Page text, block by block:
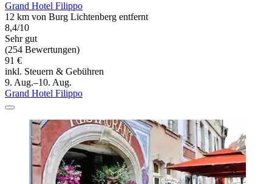
Grand Hotel Filippo
12 km von Burg Lichtenberg entfernt
8,4/10
Sehr gut
(254 Bewertungen)
91 €
inkl. Steuern & Gebühren
9. Aug.–10. Aug.
Grand Hotel Filippo